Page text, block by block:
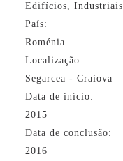
Edifícios, Industriais
País:
Roménia
Localização:
Segarcea - Craiova
Data de início:
2015
Data de conclusão:
2016